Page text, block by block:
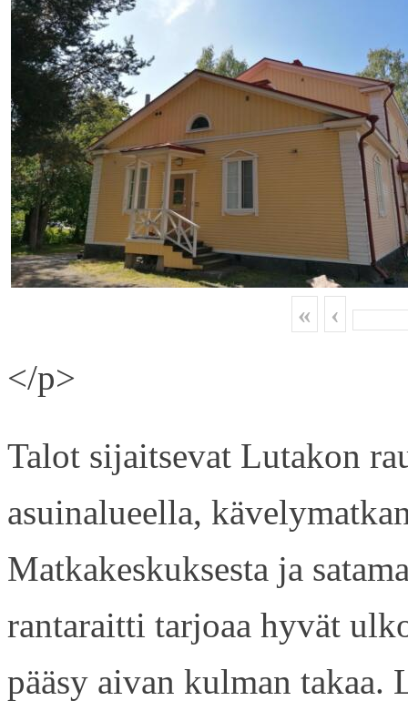
« ‹
</p>
Talot sijaitsevat Lutakon
asuinalueella,
Matkakeskuksesta ja
rantaraitti tarjoaa hyvät
pääsy aivan kulman